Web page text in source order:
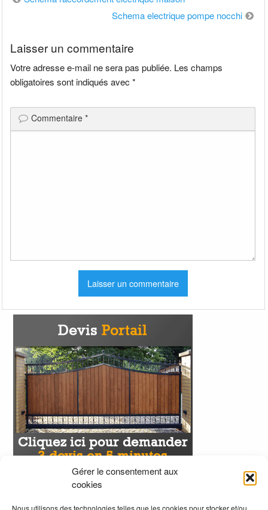
Gérer le consentement aux
cookies
Nous utilisons des technologies telles que les cookies pour stocker et/ou
Schema electrique pompe nocchi
Laisser un commentaire
Votre adresse e-mail ne sera pas publiée. Les champs
obligatoires sont indiqués avec*
Commentaire*